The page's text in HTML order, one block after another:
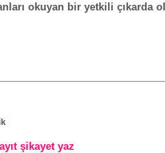
okuyan bir yetkili çıkarda
şikayet yaz